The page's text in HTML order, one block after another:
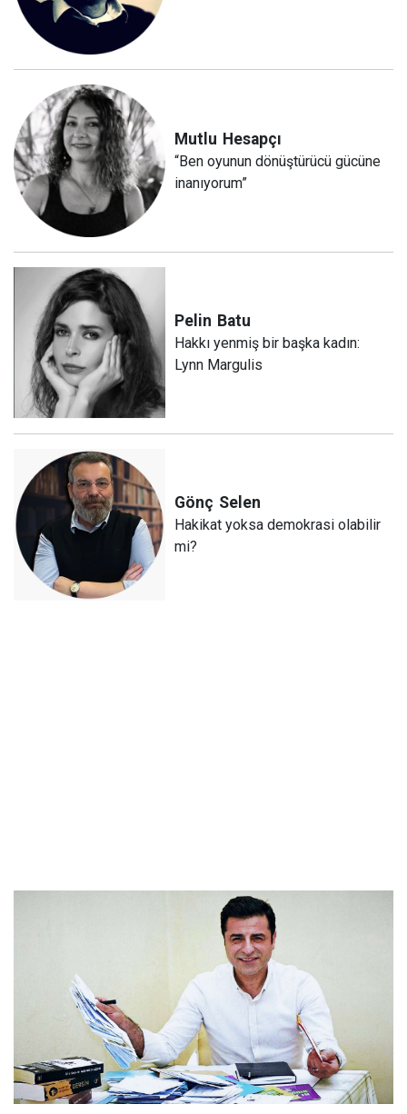
Mutlu Hesapçı
“Ben oyunun dönüştürücü gücüne
inanıyorum”
Pelin Batu
Hakkı yenmiş bir başka kadın:
Lynn Margulis
Gönç Selen
Hakikat yoksa demokrasi olabilir
mi?